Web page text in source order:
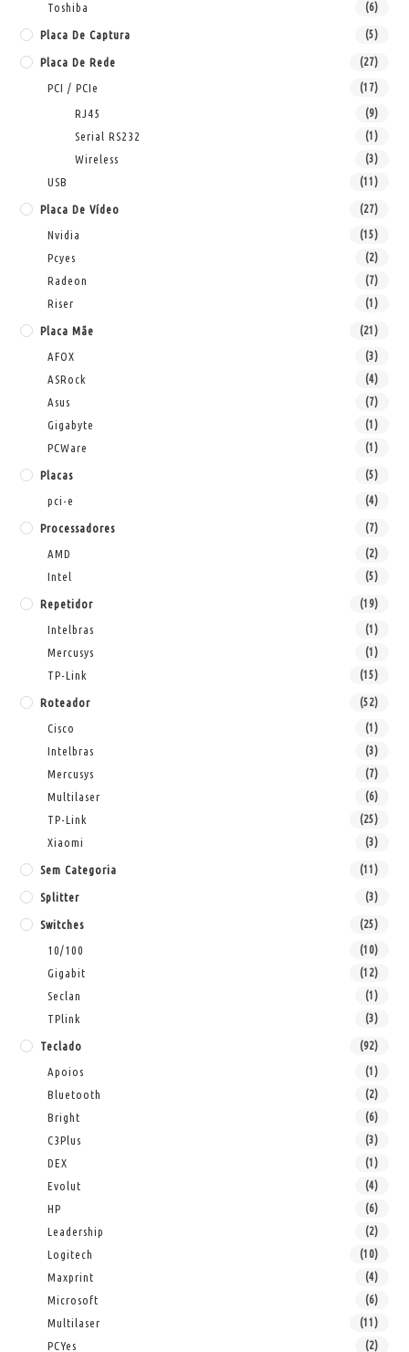
Toshiba (6)
Placa De Captura (5)
Placa De Rede (27)
PCI / PCIe (17)
RJ45 (9)
Serial RS232 (1)
Wireless (3)
USB (11)
Placa De Vídeo (27)
Nvidia (15)
Pcyes (2)
Radeon (7)
Riser (1)
Placa Mãe (21)
AFOX (3)
ASRock (4)
Asus (7)
Gigabyte (1)
PCWare (1)
Placas (5)
pci-e (4)
Processadores (7)
AMD (2)
Intel (5)
Repetidor (19)
Intelbras (1)
Mercusys (1)
TP-Link (15)
Roteador (52)
Cisco (1)
Intelbras (3)
Mercusys (7)
Multilaser (6)
TP-Link (25)
Xiaomi (3)
Sem Categoria (11)
Splitter (3)
Switches (25)
10/100 (10)
Gigabit (12)
Seclan (1)
TPlink (3)
Teclado (92)
Apoios (1)
Bluetooth (2)
Bright (6)
C3Plus (3)
DEX (1)
Evolut (4)
HP (6)
Leadership (2)
Logitech (10)
Maxprint (4)
Microsoft (6)
Multilaser (11)
PCYes (2)